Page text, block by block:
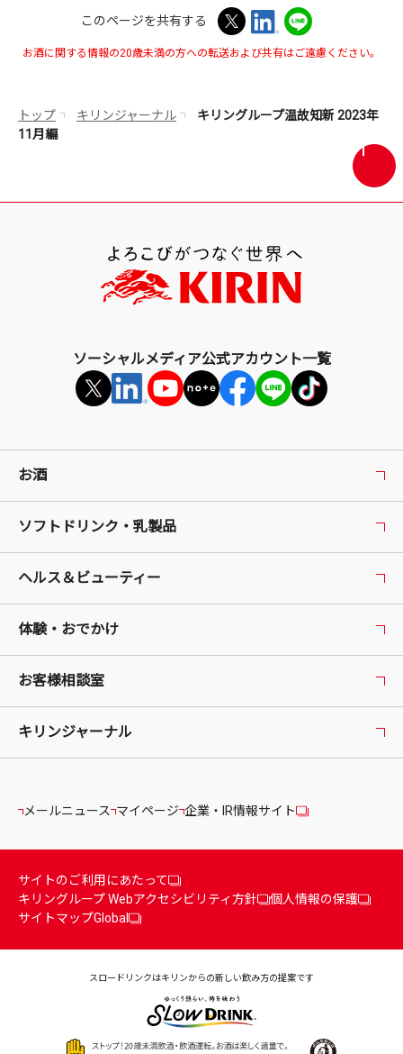
このページを共有する
お酒に関する情報の20歳未満の方への転送および共有はご遠慮ください。
トップ キリンジャーナル
キリングループ温故知新 2023年
11月編
画
面
ソーシャルメディア公式アカウント一覧
お酒
ソフトドリンク・乳製品
ヘルス＆ビューティー
体験・おでかけ
お客様相談室
キリンジャーナル
メールニュース マイページ 企業・IR情報サイト
サイトのご利用にあたって
キリングループ Webアクセシビリティ方針
個人情報の保護
サイトマップGlobal
スロードリンクはキリンからの新しい飲み方の提案です